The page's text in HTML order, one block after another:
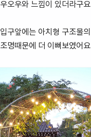
우오우와 느낌이 있더라구요
입구앞에는 아치형 구조물의
조명때문에 더 이뻐보였어요